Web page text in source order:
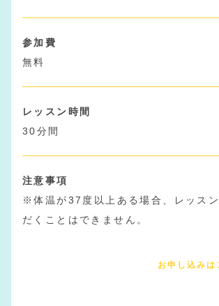
参加費
無料
レッスン時間
30分間
注意事項
※体温が37度以上ある場合、レッス
だくことはできません。
お申し込みは